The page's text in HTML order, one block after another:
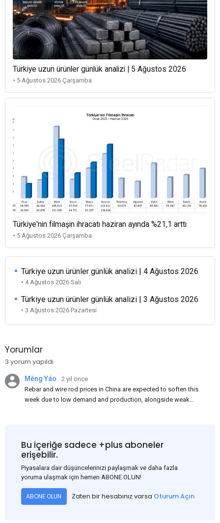
Türkiye uzun ürünler günlük analizi | 5 Ağustos 2026
• 5 Ağustos 2026 Çarşamba
Türkiye'nin filmaşin ihracatı haziran ayında %21,1 arttı
• 5 Ağustos 2026 Çarşamba
Türkiye uzun ürünler günlük analizi | 4 Ağustos 2026
• 4 Ağustos 2026 Salı
Türkiye uzun ürünler günlük analizi | 3 Ağustos 2026
• 3 Ağustos 2026 Pazartesi
Yorumlar
3 yorum yapıldı
Mèng Yáo
2 yıl önce
Rebar and wire rod prices in China are expected to soften this
week due to low demand and production, alongside weak
Bu içeriğe sadece +plus aboneler
erişebilir.
Piyasalara dair düşüncelerinizi paylaşmak ve daha fazla
yoruma ulaşmak için hemen ABONE OLUN!
ABONE OLUN Zaten bir hesabınız varsa Oturum Açın